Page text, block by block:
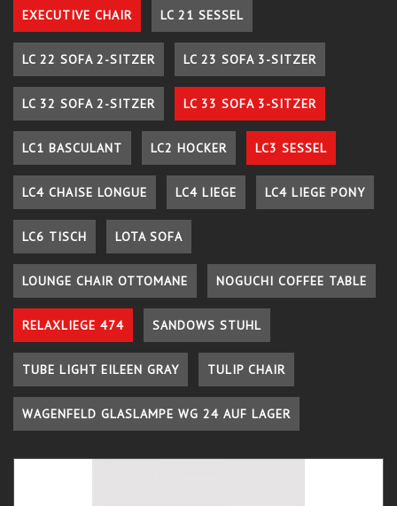
EXECUTIVE CHAIR LC 21 SESSEL
LC 22 SOFA 2-SITZER LC 23 SOFA 3-SITZER
LC 32 SOFA 2-SITZER LC 33 SOFA 3-SITZER
LC1 BASCULANT LC2 HOCKER LC3 SESSEL
LC4 CHAISE LONGUE LC4 LIEGE LC4 LIEGE PONY
LC6 TISCH LOTA SOFA
LOUNGE CHAIR OTTOMANE NOGUCHI COFFEE TABLE
RELAXLIEGE 474 SANDOWS STUHL
TUBE LIGHT EILEEN GRAY TULIP CHAIR
WAGENFELD GLASLAMPE WG 24 AUF LAGER